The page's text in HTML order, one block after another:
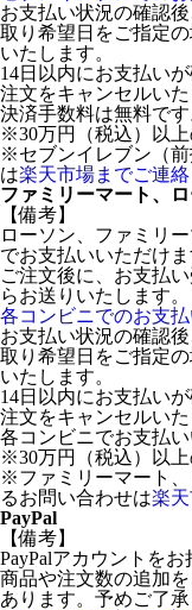
お支払い状況の確認
取り希望日をご指定
いたします。
14日以内にお支払い
注文をキャンセルいた
決済手数料は無料です
※30万円（税込）以上
※セブンイレブン（
は楽天市場までご連絡
ファミリーマート、ロ
【備考】
ローソン、ファミリ
でお支払いいただけま
ご注文後に、お支払
らお送りいたします。
各コンビニでのお支
お支払い状況の確認
取り希望日をご指定
いたします。
14日以内にお支払い
注文をキャンセルいた
各コンビニでお支払
※30万円（税込）以上
※ファミリーマート
るお問い合わせは楽
PayPal
【備考】
PayPalアカウントを
商品や注文数の追加
あります。予めご了承